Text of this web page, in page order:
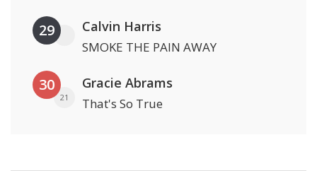
29 Calvin Harris
SMOKE THE PAIN AWAY
30
21
Gracie Abrams
That's So True